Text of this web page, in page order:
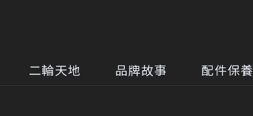
二輪天地 品牌故事 配件保養